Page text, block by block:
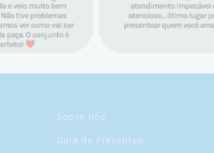
Sobre Nós
Guia de Presentes